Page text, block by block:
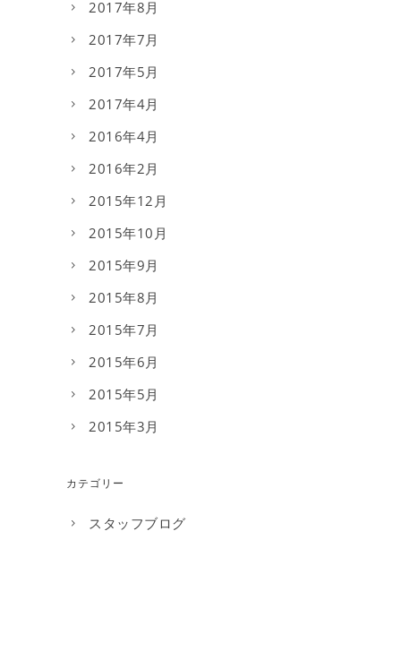
2017年8月
2017年7月
2017年5月
2017年4月
2016年4月
2016年2月
2015年12月
2015年10月
2015年9月
2015年8月
2015年7月
2015年6月
2015年5月
2015年3月
カテゴリー
スタッフブログ